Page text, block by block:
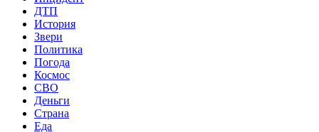
ДТП
История
Звери
Политика
Погода
Космос
СВО
Деньги
Страна
Еда